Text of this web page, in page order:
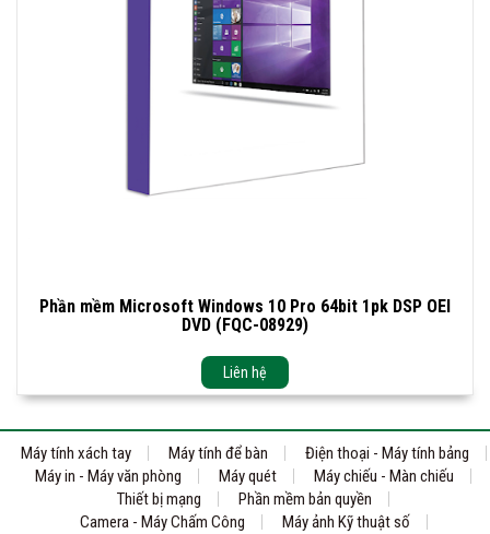
Phần mềm Microsoft Windows 10 Pro 64bit 1pk DSP OEI
DVD (FQC-08929)
Liên hệ
Máy tính xách tay Máy tính để bàn
Điện thoại - Máy tính bảng
Máy in - Máy văn phòng
Máy quét
Máy chiếu - Màn chiếu
Thiết bị mạng
Phần mềm bản quyền
Camera - Máy Chấm Công
Máy ảnh Kỹ thuật số